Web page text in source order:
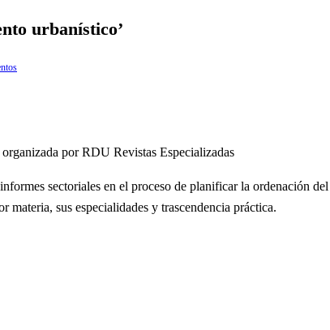
urbanístico’
por RDU Revistas Especializadas
sectoriales en el proceso de planificar la ordenación
sus especialidades y trascendencia práctica.